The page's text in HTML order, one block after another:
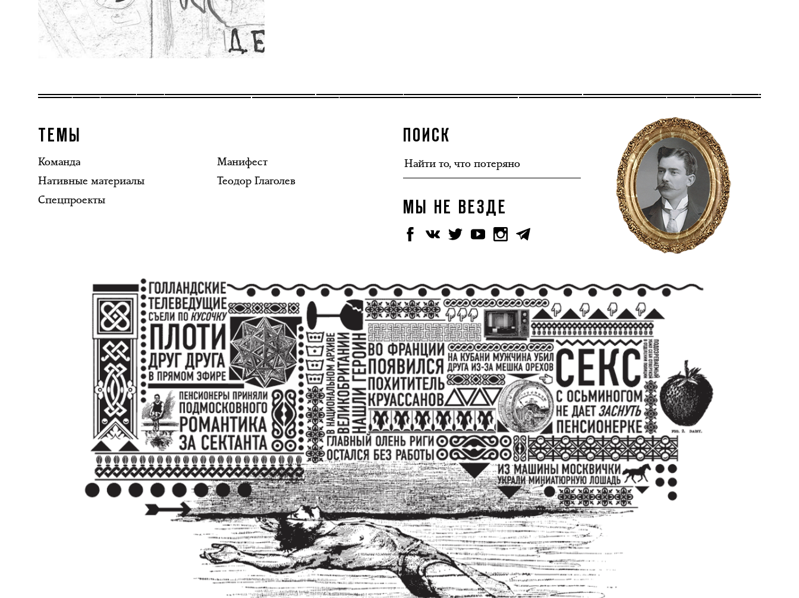
ТЕМЫ
Команда
Манифест
Нативные материалы
Теодор Глаголев
Спецпроекты
ПОИСК
МЫ НЕ ВЕЗДЕ